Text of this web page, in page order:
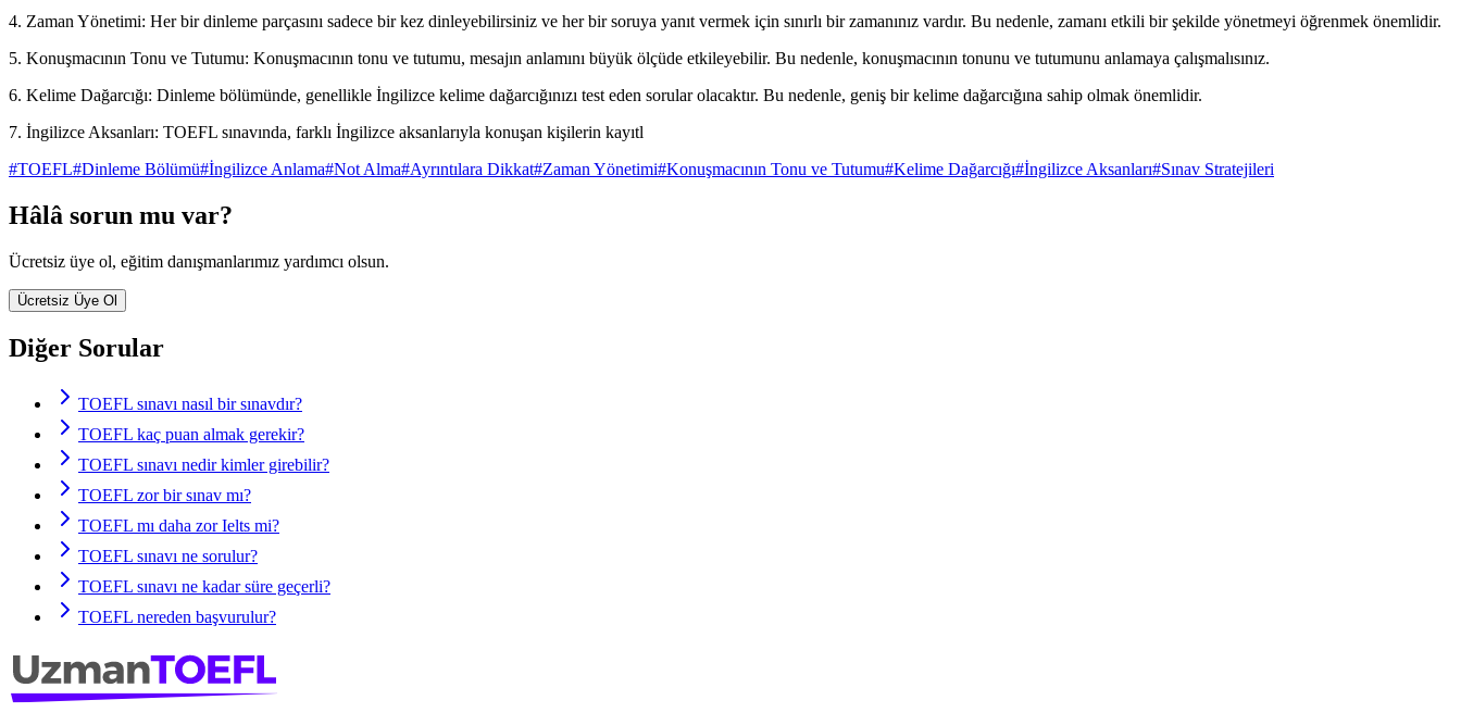
4. Zaman Yönetimi: Her bir dinleme parçasını sadece bir kez dinleyebilirsiniz ve her bir soruya yanıt vermek için sınırlı bir zamanınız vardır. Bu nedenle, zamanı etkili bir şekilde yönetmeyi öğrenmek önemlidir.
5. Konuşmacının Tonu ve Tutumu: Konuşmacının tonu ve tutumu, mesajın anlamını büyük ölçüde etkileyebilir. Bu nedenle, konuşmacının tonunu ve tutumunu anlamaya çalışmalısınız.
6. Kelime Dağarcığı: Dinleme bölümünde, genellikle İngilizce kelime dağarcığınızı test eden sorular olacaktır. Bu nedenle, geniş bir kelime dağarcığına sahip olmak önemlidir.
7. İngilizce Aksanları: TOEFL sınavında, farklı İngilizce aksanlarıyla konuşan kişilerin kayıtl
#TOEFL#Dinleme Bölümü#İngilizce Anlama#Not Alma#Ayrıntılara Dikkat#Zaman Yönetimi#Konuşmacının Tonu ve Tutumu#Kelime Dağarcığı#İngilizce Aksanları#Sınav Stratejileri
Hâlâ sorun mu var?
Ücretsiz üye ol, eğitim danışmanlarımız yardımcı olsun.
Ücretsiz Üye Ol
Diğer Sorular
TOEFL sınavı nasıl bir sınavdır?
TOEFL kaç puan almak gerekir?
TOEFL sınavı nedir kimler girebilir?
TOEFL zor bir sınav mı?
TOEFL mı daha zor Ielts mi?
TOEFL sınavı ne sorulur?
TOEFL sınavı ne kadar süre geçerli?
TOEFL nereden başvurulur?